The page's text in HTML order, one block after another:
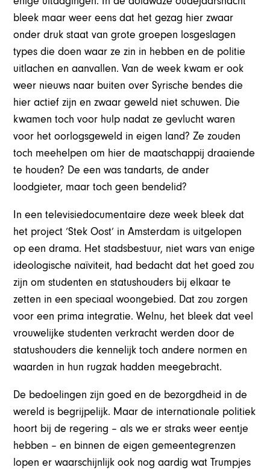
bleek maar weer eens dat het gezag hier zwaar
onder druk staat van grote groepen losgeslagen
types die doen waar ze zin in hebben en de politie
uitlachen en aanvallen. Van de week kwam er ook
weer nieuws naar buiten over Syrische bendes die
hier actief zijn en zwaar geweld niet schuwen. Die
kwamen toch voor hulp nadat ze gevlucht waren
voor het oorlogsgeweld in eigen land? Ze zouden
toch meehelpen om hier de maatschappij draaiende
te houden? De een was tandarts, de ander
loodgieter, maar toch geen bendelid?
In een televisiedocumentaire deze week bleek dat
het project ‘Stek Oost’ in Amsterdam is uitgelopen
op een drama. Het stadsbestuur, niet wars van enige
ideologische naïviteit, had bedacht dat het goed zou
zijn om studenten en statushouders bij elkaar te
zetten in een speciaal woongebied. Dat zou zorgen
voor een prima integratie. Welnu, het bleek dat veel
vrouwelijke studenten verkracht werden door de
statushouders die kennelijk toch andere normen en
waarden in hun rugzak hadden meegebracht.
De bedoelingen zijn goed en de bezorgdheid in de
wereld is begrijpelijk. Maar de internationale politiek
hoort bij de regering – als we er straks weer eentje
hebben – en binnen de eigen gemeentegrenzen
lopen er waarschijnlijk ook nog aardig wat Trumpjes